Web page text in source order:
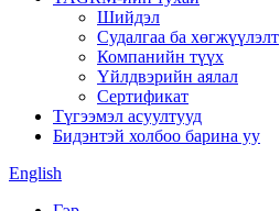
Шийдэл
Судалгаа ба хөгжүүлэлт
Компанийн түүх
Үйлдвэрийн аялал
Сертификат
Түгээмэл асуултууд
Бидэнтэй холбоо барина уу
English